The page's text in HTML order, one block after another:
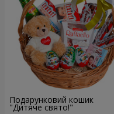
Подарунковий кошик
"Дитяче свято!"